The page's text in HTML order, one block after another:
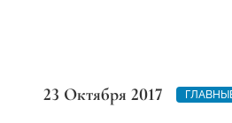
23 Октября 2017